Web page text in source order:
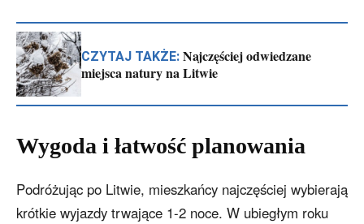
CZYTAJ TAKŻE: Najczęściej odwiedzane
miejsca natury na Litwie
Wygoda i łatwość planowania
Podróżując po Litwie, mieszkańcy najczęściej wybierają
krótkie wyjazdy trwające 1-2 noce. W ubiegłym roku